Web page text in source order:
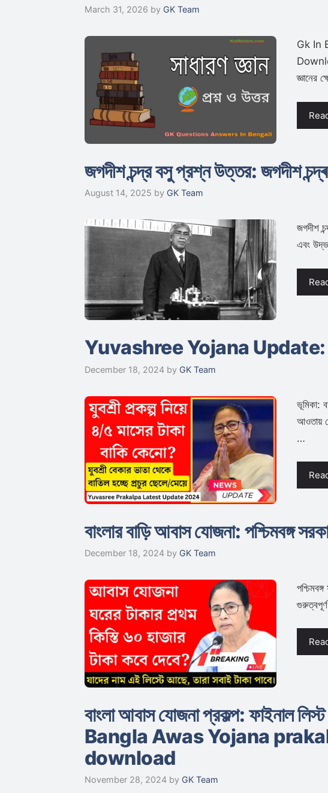
March 31, 2026 by GK Team
Gk In
জ্ঞানের
জগদীশ চন্দ্র বসু প্রশ্ন উত্তর: জগদীশ
August 14, 2025 by GK Team
জগদীশ
এবং
Yuvashree Yojana Update: কেন
December 18, 2024 by GK Team
ভূমিকা:
আওতায়
…
বাংলার বাড়ি আবাস যোজনা: পশ্চিমবঙ্গ
December 18, 2024 by GK Team
বাংলা আবাস যোজনা প্রকল্প: ফাইনাল
Bangla Awas Yojana
download
November 28, 2024 by GK Team